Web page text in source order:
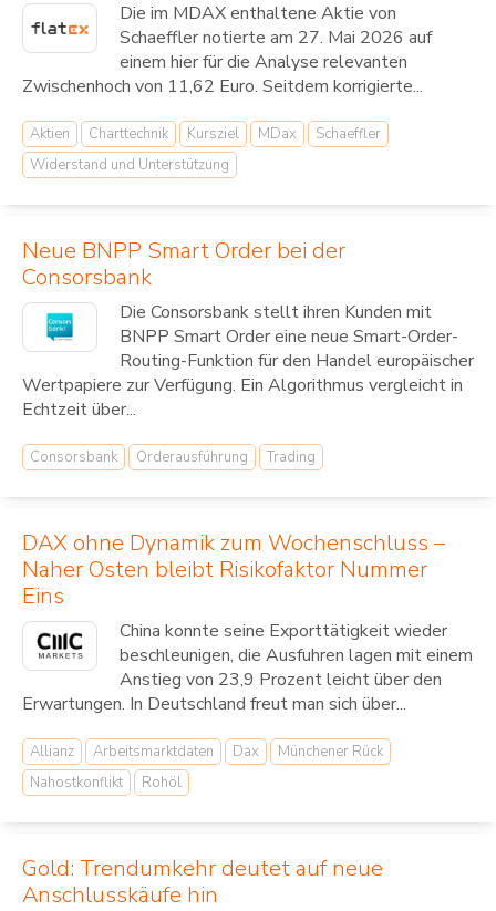
Die im MDAX enthaltene Aktie von
Schaeffler notierte am 27. Mai 2026 auf
einem hier für die Analyse relevanten
Zwischenhoch von 11,62 Euro. Seitdem korrigierte...
Aktien Charttechnik Kursziel MDax
Schaeffler
Widerstand und Unterstützung
Neue BNPP Smart Order bei der
Consorsbank
Die Consorsbank stellt ihren Kunden mit
BNPP Smart Order eine neue Smart-Order-
Routing-Funktion für den Handel europäischer
Wertpapiere zur Verfügung. Ein Algorithmus vergleicht in
Echtzeit über...
Consorsbank Orderausführung Trading
DAX ohne Dynamik zum Wochenschluss –
Naher Osten bleibt Risikofaktor Nummer
Eins
China konnte seine Exporttätigkeit wieder
beschleunigen, die Ausfuhren lagen mit einem
Anstieg von 23,9 Prozent leicht über den
Erwartungen. In Deutschland freut man sich über...
Allianz Arbeitsmarktdaten Dax
Münchener Rück
Nahostkonflikt
Rohöl
Gold: Trendumkehr deutet auf neue
Anschlusskäufe hin